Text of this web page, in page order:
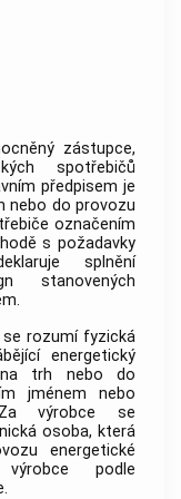
zástupce,
spotřebičů
předpisem je
nebo do provozu
označením
s požadavky
splnění
stanovených
rozumí fyzická
energetický
trh nebo do
jménem nebo
výrobce se
osoba, která
energetické
výrobce podle